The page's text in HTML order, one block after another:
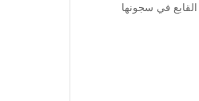
القابع في سجونها